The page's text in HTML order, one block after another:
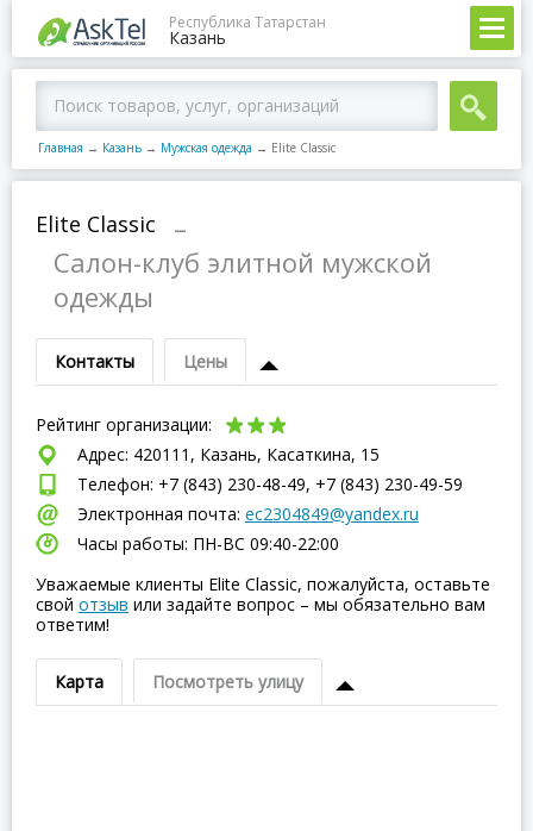
Республика Татарстан
Казань
Главная → Казань → Мужская одежда → Elite Classic
Elite Classic
–
Салон-клуб элитной мужской
одежды
Контакты Цены
Рейтинг организации:
Адрес: 420111, Казань, Касаткина, 15
Телефон: +7 (843) 230-48-49, +7 (843) 230-49-59
Электронная почта: ec2304849@yandex.ru
Часы работы: ПН-ВC 09:40-22:00
Уважаемые клиенты Elite Classic, пожалуйста, оставьте
свой отзыв или задайте вопрос – мы обязательно вам
ответим!
Карта Посмотреть улицу